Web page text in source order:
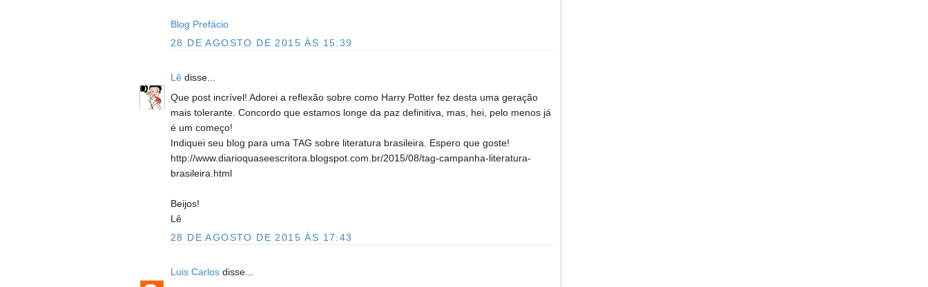
Blog Prefácio
28 DE AGOSTO DE 2015 ÀS 15:39
Lê disse...
Que post incrível! Adorei a reflexão sobre como Harry Potter fez desta uma geração
mais tolerante. Concordo que estamos longe da paz definitiva, mas, hei, pelo menos já
é um começo!
Indiquei seu blog para uma TAG sobre literatura brasileira. Espero que goste!
http://www.diarioquaseescritora.blogspot.com.br/2015/08/tag-campanha-literatura-
brasileira.html
Beijos!
Lê
28 DE AGOSTO DE 2015 ÀS 17:43
Luis Carlos disse...